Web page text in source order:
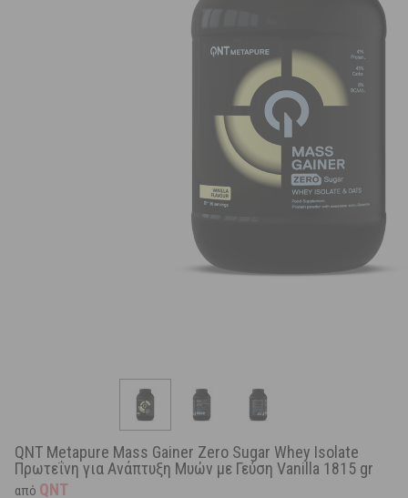
QNT Metapure Mass Gainer Zero Sugar Whey Isolate
Πρωτεΐνη για Ανάπτυξη Μυών με Γεύση Vanilla 1815 gr
από QNT